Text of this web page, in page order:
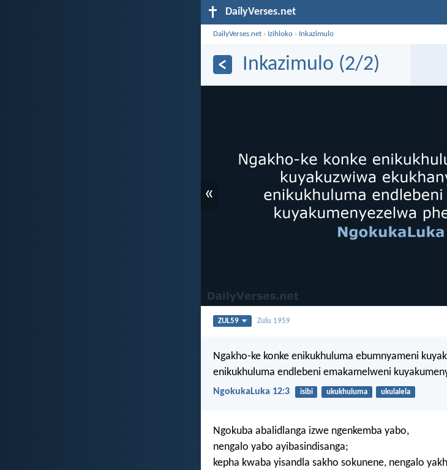
DailyVerses.net
DailyVerses.net › Izihloko › Inkazimulo
Inkazimulo (2/2)
«
ZUL59 Zulu 1959
Ngakho-ke konke enikukhuluma ebumnyameni
enikukhuluma endlebeni emakamelweni
NgokukaLuka 12:3 isibi ukukhuluma ukulalela
Ngokuba abalidlanga izwe ngenkemba yabo,
nengalo yabo ayibasindisanga;
kepha kwaba yisandla sakho sokunene, nengalo